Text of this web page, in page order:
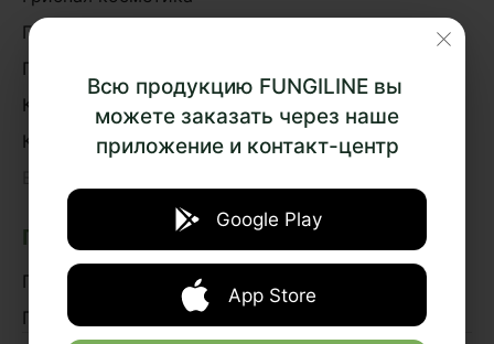
Всю продукцию FUNGILINE вы
можете заказать через наше
приложение и контакт-центр
Google Play
App Store
Грибное питание
Подарки и сувениры
Книги
Курсы
ПОДБОР ПРЕПАРАТОВ
По эффектам
По системам организма